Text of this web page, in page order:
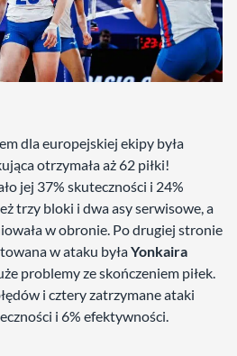
dla europejskiej ekipy była
otrzymała aż 62 piłki!
jej 37% skuteczności i 24%
trzy bloki i dwa asy serwisowe, a
w obronie. Po drugiej stronie
w ataku byłaYonkaira
problemy ze skończeniem piłek.
i cztery zatrzymane ataki
i 6% efektywności.